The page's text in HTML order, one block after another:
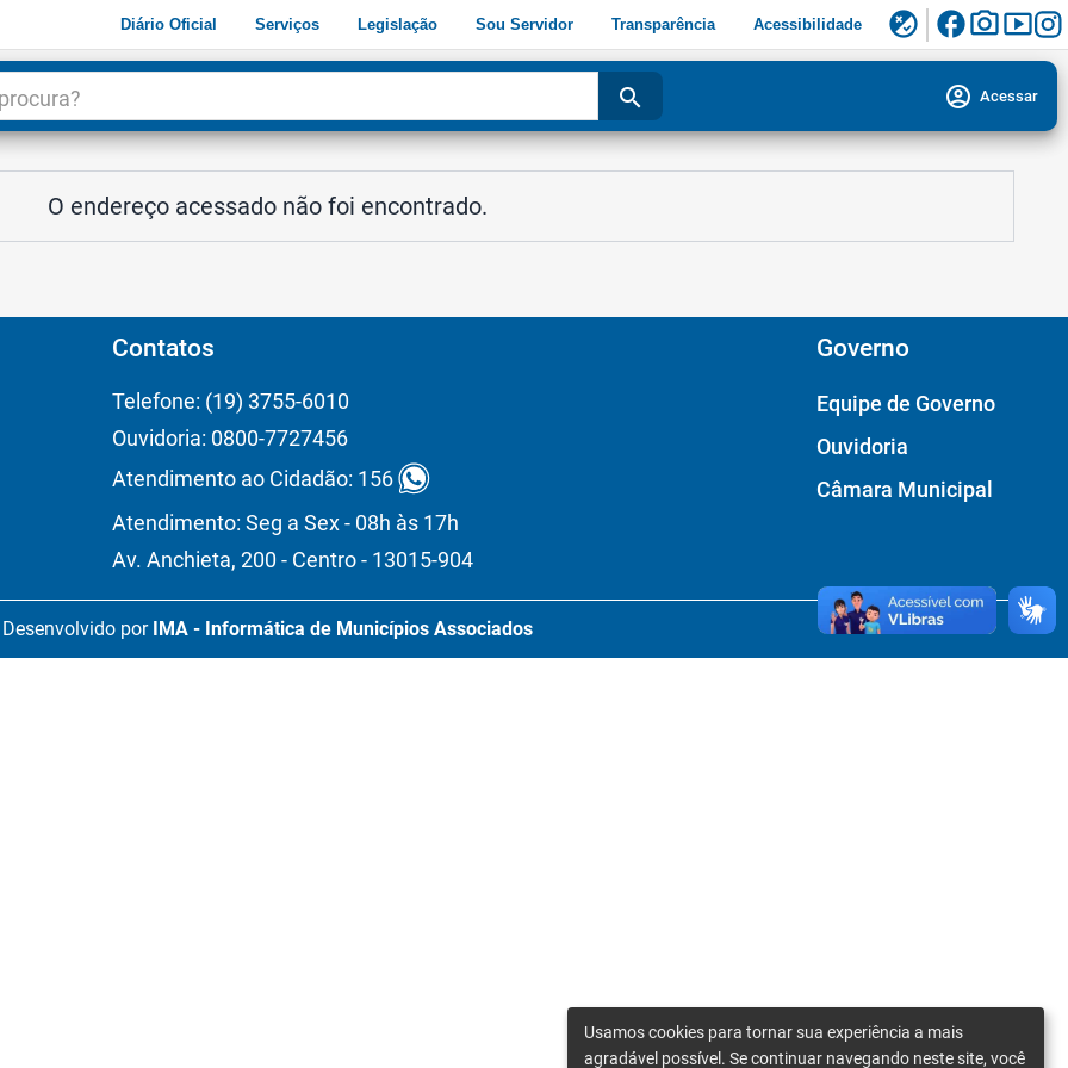
Diário Oficial Serviços Legislação Sou Servidor Transparência Acessibilidade flaky facebookphoto_camerasmart_display
search account_circle Acessar
O endereço acessado não foi encontrado.
Contatos
Telefone: (19) 3755-6010
Ouvidoria: 0800-7727456
Atendimento ao Cidadão: 156
Atendimento: Seg a Sex - 08h às 17h
Av. Anchieta, 200 - Centro - 13015-904
Governo
Equipe de Governo
Ouvidoria
Câmara Municipal
Desenvolvido por IMA - Informática de Municípios Associados
Usamos cookies para tornar sua experiência a mais
agradável possível. Se continuar navegando neste site, você